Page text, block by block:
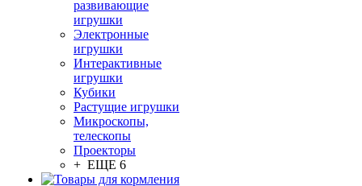
развивающие
игрушки
Электронные
игрушки
Интерактивные
игрушки
Кубики
Растущие игрушки
Микроскопы,
телескопы
Проекторы
+ ЕЩЕ 6